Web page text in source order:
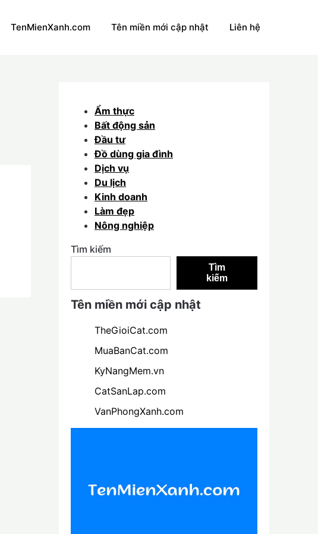
TenMienXanh.com Tên miền mới cập nhật Liên hệ
Ẩm thực
Bất động sản
Đầu tư
Đồ dùng gia đình
Dịch vụ
Du lịch
Kinh doanh
Làm đẹp
Nông nghiệp
Tìm kiếm
Tìm
kiếm
Tên miền mới cập nhật
TheGioiCat.com
MuaBanCat.com
KyNangMem.vn
CatSanLap.com
VanPhongXanh.com